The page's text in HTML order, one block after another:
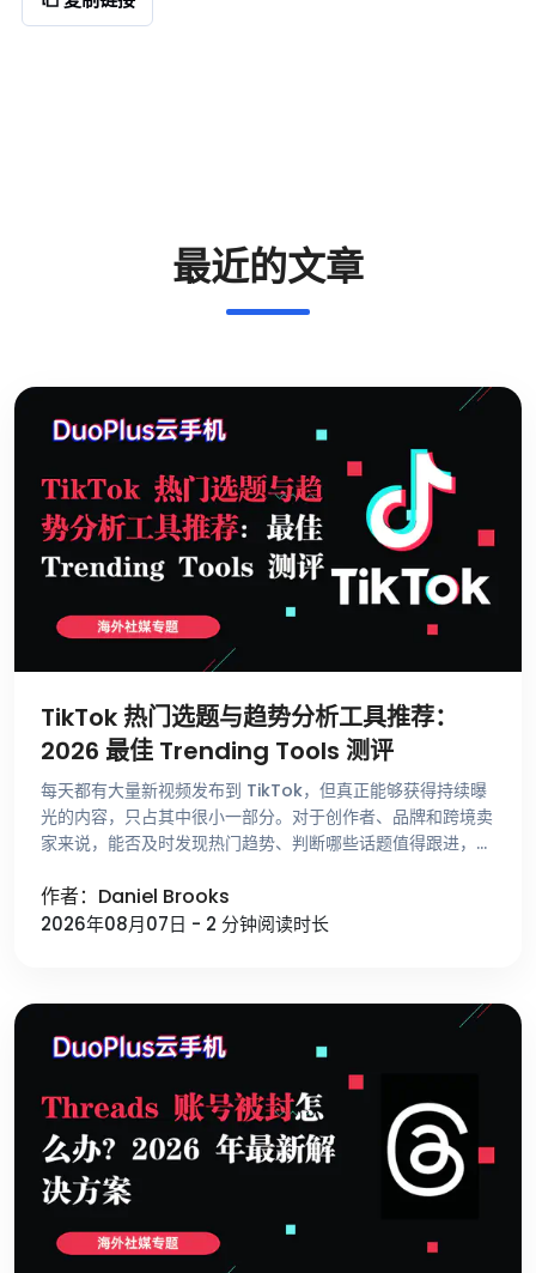
最近的文章
TikTok 热门选题与趋势分析工具推荐：
2026 最佳 Trending Tools 测评
每天都有大量新视频发布到 TikTok，但真正能够获得持续曝
光的内容，只占其中很小一部分。对于创作者、品牌和跨境卖
家来说，能否及时发现热门趋势、判断哪些话题值得跟进，比
赖刷 For …
作者：Daniel Brooks
2026年08月07日 - 2 分钟阅读时长